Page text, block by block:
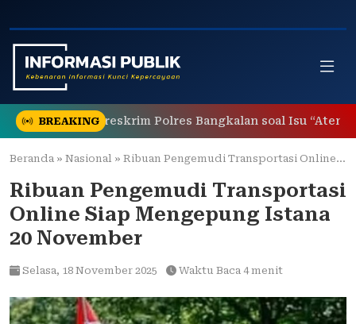
to
content
BREAKING
Kasatreskrim Polres Bangkalan soal Isu “Atensi
Beranda » Nasional » Ribuan Pengemudi Transportasi Online Siap Mengepung Istana 20 November
Ribuan Pengemudi Transportasi
Online Siap Mengepung Istana
20 November
Selasa, 18 November 2025 Waktu Baca 4 menit